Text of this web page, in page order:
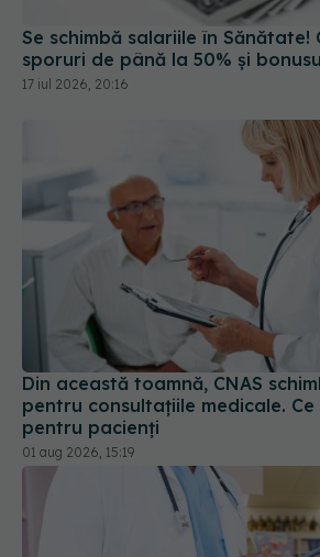
sporuri de până la 50% și
17 iul 2026, 20:16
Din această toamnă, CNAS
pentru consultațiile medicale. Ce
pentru pacienți
01 aug 2026, 15:19